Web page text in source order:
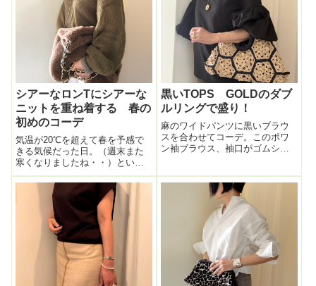
シアーなロンTにシアーな
ニットを重ね着する 春の
初めのコーデ
気温が20℃を超えて春を予感で
きる気候だった日。（週末また
寒くなりましたね・・）という
気持ちが炸裂してシアーロンT×
シアーニットという天女の羽衣
（誰や）のごとく軽～い衣料を
まとうコーデとなった。このシ
アーニット、色が気に入って
る。黒とかあり...
黒いTOPS GOLDのダブ
ルリングで盛り！
麻のワイドパンツに黒いブラウ
スを合わせてコーデ。このポワ
ン袖ブラウス、袖口がゴムシャ
れるのが気に入って長ーく愛
用。手を洗ったりするときスッ
と肘まで上げられて便利。詰ま
り気味の丸首で背...